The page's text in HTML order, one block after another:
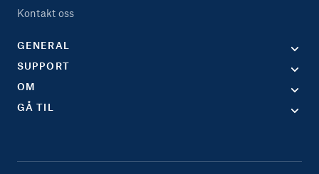
Kontakt oss
GENERAL
SUPPORT
OM
GÅ TIL